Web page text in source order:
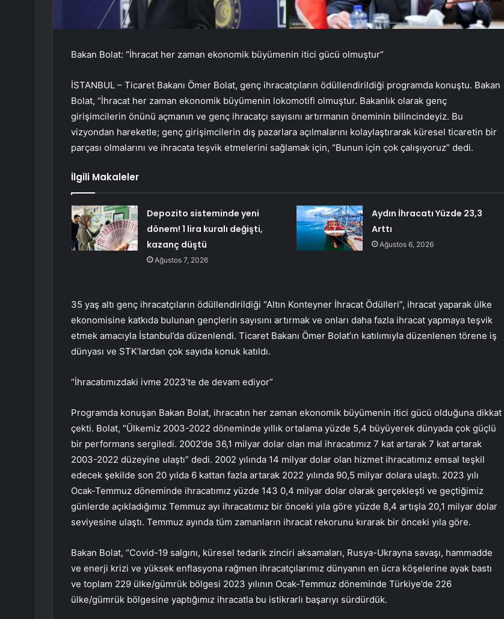
Bakan Bolat: “İhracat her zaman ekonomik büyümenin itici gücü olmuştur”
İSTANBUL – Ticaret Bakanı Ömer Bolat, genç ihracatçıların ödüllendirildiği programda konuştu. Bakan
Bolat, “İhracat her zaman ekonomik büyümenin lokomotifi olmuştur. Bakanlık olarak genç
girişimcilerin önünü açmanın ve genç ihracatçı sayısını artırmanın öneminin bilincindeyiz. Bu
vizyondan hareketle; genç girişimcilerin dış pazarlara açılmalarını kolaylaştırarak küresel ticaretin bir
parçası olmalarını ve ihracata teşvik etmelerini sağlamak için, “Bunun için çok çalışıyoruz” dedi.
İlgili Makaleler
Depozito sisteminde yeni
dönem! 1 lira kuralı değişti,
kazanç düştü
Ağustos 7, 2026
Aydın İhracatı Yüzde 23,3
Arttı
Ağustos 6, 2026
35 yaş altı genç ihracatçıların ödüllendirildiği “Altın Konteyner İhracat Ödülleri”, ihracat yaparak ülke
ekonomisine katkıda bulunan gençlerin sayısını artırmak ve onları daha fazla ihracat yapmaya teşvik
etmek amacıyla İstanbul’da düzenlendi. Ticaret Bakanı Ömer Bolat’ın katılımıyla düzenlenen törene iş
dünyası ve STK’lardan çok sayıda konuk katıldı.
“İhracatımızdaki ivme 2023’te de devam ediyor”
Programda konuşan Bakan Bolat, ihracatın her zaman ekonomik büyümenin itici gücü olduğuna dikkat
çekti. Bolat, “Ülkemiz 2003-2022 döneminde yıllık ortalama yüzde 5,4 büyüyerek dünyada çok güçlü
bir performans sergiledi. 2002’de 36,1 milyar dolar olan mal ihracatımız 7 kat artarak 7 kat artarak
2003-2022 düzeyine ulaştı” dedi. 2002 yılında 14 milyar dolar olan hizmet ihracatımız emsal teşkil
edecek şekilde son 20 yılda 6 kattan fazla artarak 2022 yılında 90,5 milyar dolara ulaştı. 2023 yılı
Ocak-Temmuz döneminde ihracatımız yüzde 143 0,4 milyar dolar olarak gerçekleşti ve geçtiğimiz
günlerde açıkladığımız Temmuz ayı ihracatımız bir önceki yıla göre yüzde 8,4 artışla 20,1 milyar dolar
seviyesine ulaştı. Temmuz ayında tüm zamanların ihracat rekorunu kırarak bir önceki yıla göre.
Bakan Bolat, “Covid-19 salgını, küresel tedarik zinciri aksamaları, Rusya-Ukrayna savaşı, hammadde
ve enerji krizi ve yüksek enflasyona rağmen ihracatçılarımız dünyanın en ücra köşelerine ayak bastı
ve toplam 229 ülke/gümrük bölgesi 2023 yılının Ocak-Temmuz döneminde Türkiye’de 226
ülke/gümrük bölgesine yaptığımız ihracatla bu istikrarlı başarıyı sürdürdük.